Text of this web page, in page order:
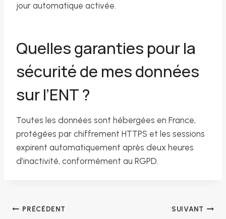
jour automatique activée.
Quelles garanties pour la
sécurité de mes données
sur l’ENT ?
Toutes les données sont hébergées en France,
protégées par chiffrement HTTPS et les sessions
expirent automatiquement après deux heures
d’inactivité, conformément au RGPD.
PRÉCÉDENT SUIVANT